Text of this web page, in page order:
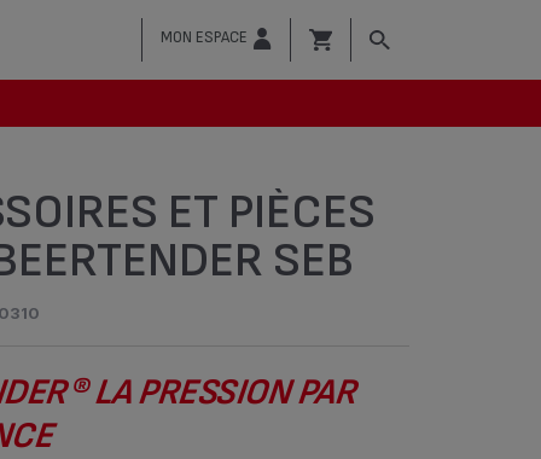
MON ESPACE
ET PIÈCES
SEB
LA PRESSION PAR